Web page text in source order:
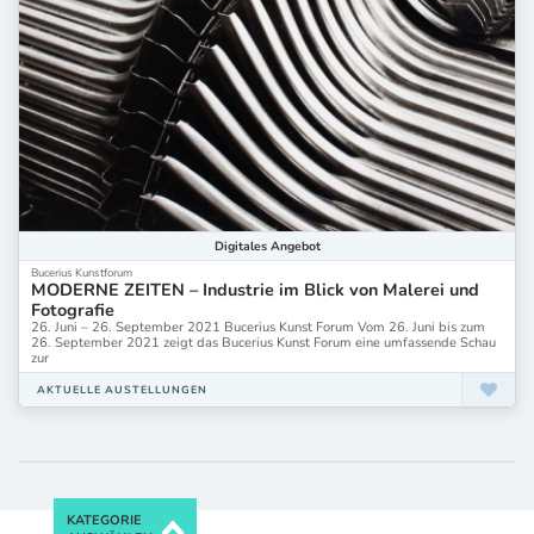
Digitales Angebot
Bucerius Kunstforum
MODERNE ZEITEN – Industrie im Blick von Malerei und
Fotografie
26. Juni – 26. September 2021 Bucerius Kunst Forum Vom 26. Juni bis zum
26. September 2021 zeigt das Bucerius Kunst Forum eine umfassende Schau
zur
AKTUELLE AUSTELLUNGEN
KATEGORIE